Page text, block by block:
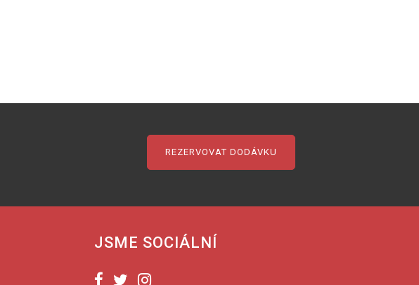
REZERVOVAT DODÁVKU
JSME SOCIÁLNÍ